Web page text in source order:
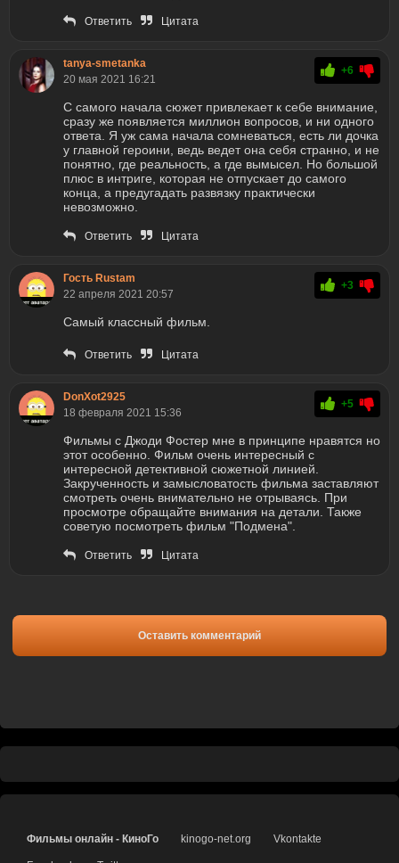
Ответить Цитата
tanya-smetanka
20 мая 2021 16:21
+6
С самого начала сюжет привлекает к себе внимание,
сразу же появляется миллион вопросов, и ни одного
ответа. Я уж сама начала сомневаться, есть ли дочка
у главной героини, ведь ведет она себя странно, и не
понятно, где реальность, а где вымысел. Но большой
плюс в интриге, которая не отпускает до самого
конца, а предугадать развязку практически
невозможно.
Ответить Цитата
Гость Rustam
22 апреля 2021 20:57
+3
Самый классный фильм.
Ответить Цитата
DonXot2925
18 февраля 2021 15:36
+5
Фильмы с Джоди Фостер мне в принципе нравятся но
этот особенно. Фильм очень интересный с
интересной детективной сюжетной линией.
Закрученность и замысловатость фильма заставляют
смотреть очень внимательно не отрываясь. При
просмотре обращайте внимания на детали. Также
советую посмотреть фильм "Подмена".
Ответить Цитата
Оставить комментарий
Фильмы онлайн - КиноГо kinogo-net.org Vkontakte